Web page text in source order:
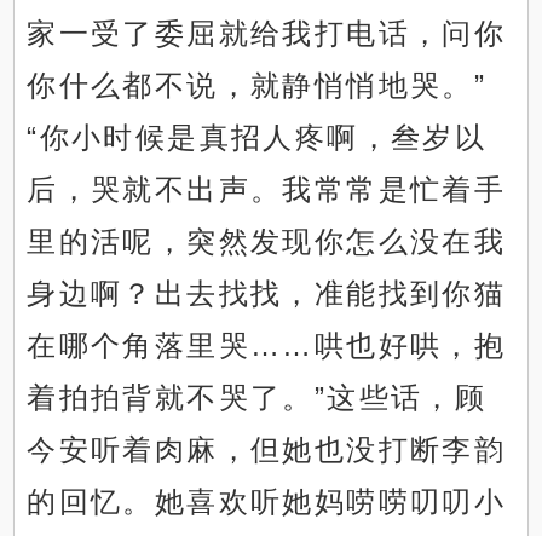
家一受了委屈就给我打电话，问你
你什么都不说，就静悄悄地哭。”
“你小时候是真招人疼啊，叁岁以
后，哭就不出声。我常常是忙着手
里的活呢，突然发现你怎么没在我
身边啊？出去找找，准能找到你猫
在哪个角落里哭……哄也好哄，抱
着拍拍背就不哭了。”这些话，顾
今安听着肉麻，但她也没打断李韵
的回忆。她喜欢听她妈唠唠叨叨小